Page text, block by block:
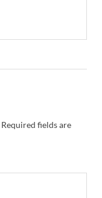
Required fields are